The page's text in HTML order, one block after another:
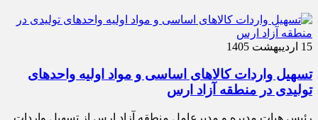
15 اردیبهشت 1405
تسهیل واردات کالاهای اساسی و مواد اولیه واحدهای
تولیدی در منطقه آزاد ارس